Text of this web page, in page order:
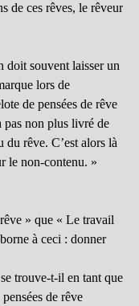
de ces rêves, le rêveur
doit souvent laisser un
lors de
de pensées de rêve
pas non plus livré de
du rêve. C’est alors là
le non-contenu. »
» que « Le travail
à ceci : donner
trouve-t-il en tant que
de rêve